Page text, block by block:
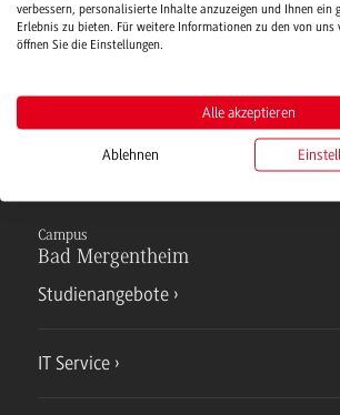
Hochschulsport
Verwaltung
Campus
Bad Mergentheim
Studienangebote
IT Service
verbessern, personalisierte Inhalte anzuzeigen und Ihnen ein
Erlebnis zu bieten. Für weitere Informationen zu den von uns
öffnen Sie die Einstellungen.
Alle akzeptieren
Ablehnen